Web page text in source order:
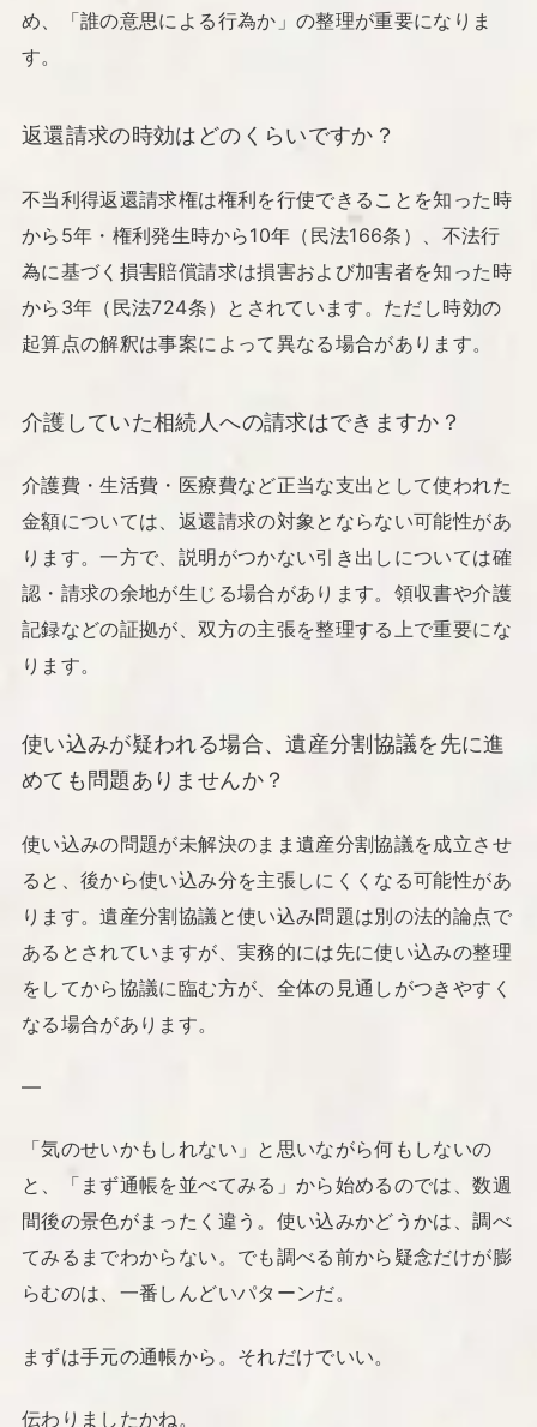
め、「誰の意思による行為か」の整理が重要になりま
す。
返還請求の時効はどのくらいですか？
不当利得返還請求権は権利を行使できることを知った時
から5年・権利発生時から10年（民法166条）、不法行
為に基づく損害賠償請求は損害および加害者を知った時
から3年（民法724条）とされています。ただし時効の
起算点の解釈は事案によって異なる場合があります。
介護していた相続人への請求はできますか？
介護費・生活費・医療費など正当な支出として使われた
金額については、返還請求の対象とならない可能性があ
ります。一方で、説明がつかない引き出しについては確
認・請求の余地が生じる場合があります。領収書や介護
記録などの証拠が、双方の主張を整理する上で重要にな
ります。
使い込みが疑われる場合、遺産分割協議を先に進
めても問題ありませんか？
使い込みの問題が未解決のまま遺産分割協議を成立させ
ると、後から使い込み分を主張しにくくなる可能性があ
ります。遺産分割協議と使い込み問題は別の法的論点で
あるとされていますが、実務的には先に使い込みの整理
をしてから協議に臨む方が、全体の見通しがつきやすく
なる場合があります。
—
「気のせいかもしれない」と思いながら何もしないの
と、「まず通帳を並べてみる」から始めるのでは、数週
間後の景色がまったく違う。使い込みかどうかは、調べ
てみるまでわからない。でも調べる前から疑念だけが膨
らむのは、一番しんどいパターンだ。
まずは手元の通帳から。それだけでいい。
伝わりましたかね。